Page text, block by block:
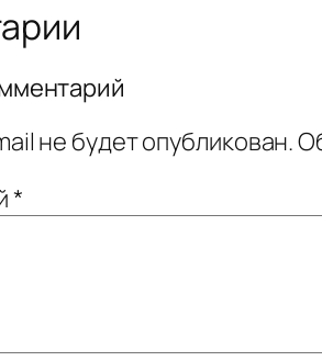
не будет опубликован.
*